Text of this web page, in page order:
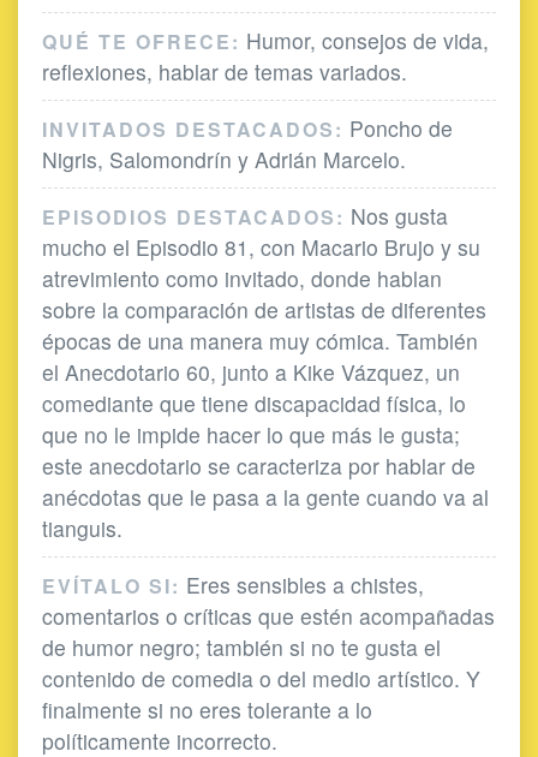
QUÉ TE OFRECE: Humor, consejos de vida,
reflexiones, hablar de temas variados.
INVITADOS DESTACADOS: Poncho de
Nigris, Salomondrín y Adrián Marcelo.
EPISODIOS DESTACADOS: Nos gusta
mucho el Episodio 81, con Macario Brujo y su
atrevimiento como invitado, donde hablan
sobre la comparación de artistas de diferentes
épocas de una manera muy cómica. También
el Anecdotario 60, junto a Kike Vázquez, un
comediante que tiene discapacidad física, lo
que no le impide hacer lo que más le gusta;
este anecdotario se caracteriza por hablar de
anécdotas que le pasa a la gente cuando va al
tianguis.
EVÍTALO SI: Eres sensibles a chistes,
comentarios o críticas que estén acompañadas
de humor negro; también si no te gusta el
contenido de comedia o del medio artístico. Y
finalmente si no eres tolerante a lo
políticamente incorrecto.